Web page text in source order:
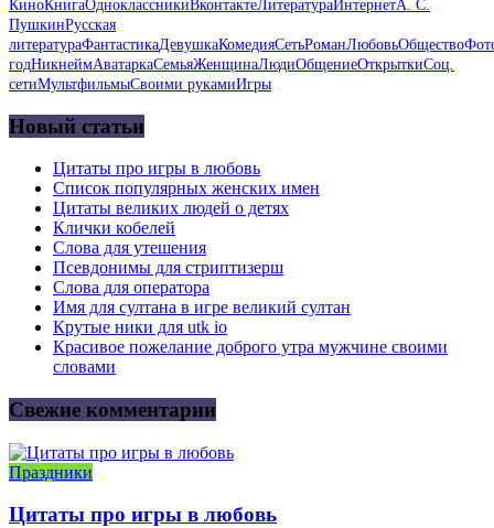
КиноКнигаОдноклассникиВконтактеЛитератураИнтернетА. С.
ПушкинРусская
литератураФантастикаДевушкаКомедияСетьРоманЛюбовьОбщество
годНикнеймАватаркаСемьяЖенщинаЛюдиОбщениеОткрыткиСоц.
сетиМультфильмыСвоими рукамиИгры
Новый статьи
Цитаты про игры в любовь
Список популярных женских имен
Цитаты великих людей о детях
Клички кобелей
Слова для утешения
Псевдонимы для стриптизерш
Слова для оператора
Имя для султана в игре великий султан
Крутые ники для utk io
Красивое пожелание доброго утра мужчине своими
словами
Свежие комментарии
Праздники
Цитаты про игры в любовь